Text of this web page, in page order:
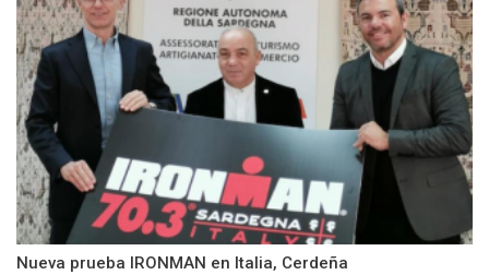
Nueva prueba IRONMAN en Italia, Cerdeña